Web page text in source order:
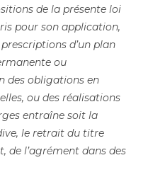
de la présente loi
pour son application,
d’un plan
ou
des obligations en
ou des réalisations
entraîne soit la
le retrait du titre
de l’agrément dans des